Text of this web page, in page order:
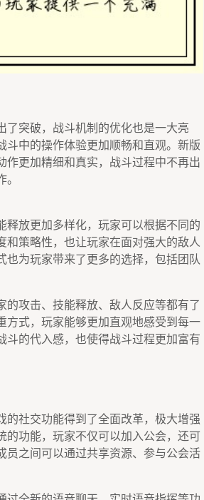
了突破，战斗机制的优化也是一大亮
斗中的操作体验更加顺畅和直观。新版
更加精细和真实，战斗过程中不再出
释放更加多样化，玩家可以根据不同的
和策略性，也让玩家在面对强大的敌人
也为玩家带来了更多的选择，包括团队
攻击、技能释放、敌人反应等都有了
方式，玩家能够更加直观地感受到每一
的代入感，也使得战斗过程更加富有
社交功能得到了全面改革，极大增强
的功能，玩家不仅可以加入公会，还可
员之间可以通过共享资源、参与公会活